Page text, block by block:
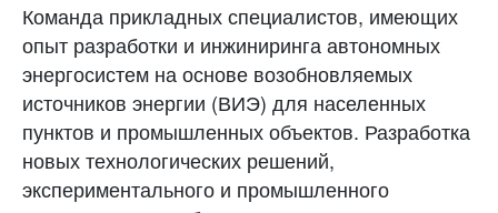
Команда прикладных специалистов, имеющих
опыт разработки и инжиниринга автономных
энергосистем на основе возобновляемых
источников энергии (ВИЭ) для населенных
пунктов и промышленных объектов. Разработка
новых технологических решений,
экспериментального и промышленного